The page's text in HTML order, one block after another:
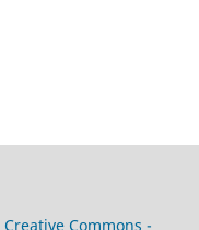
Creative Commons -